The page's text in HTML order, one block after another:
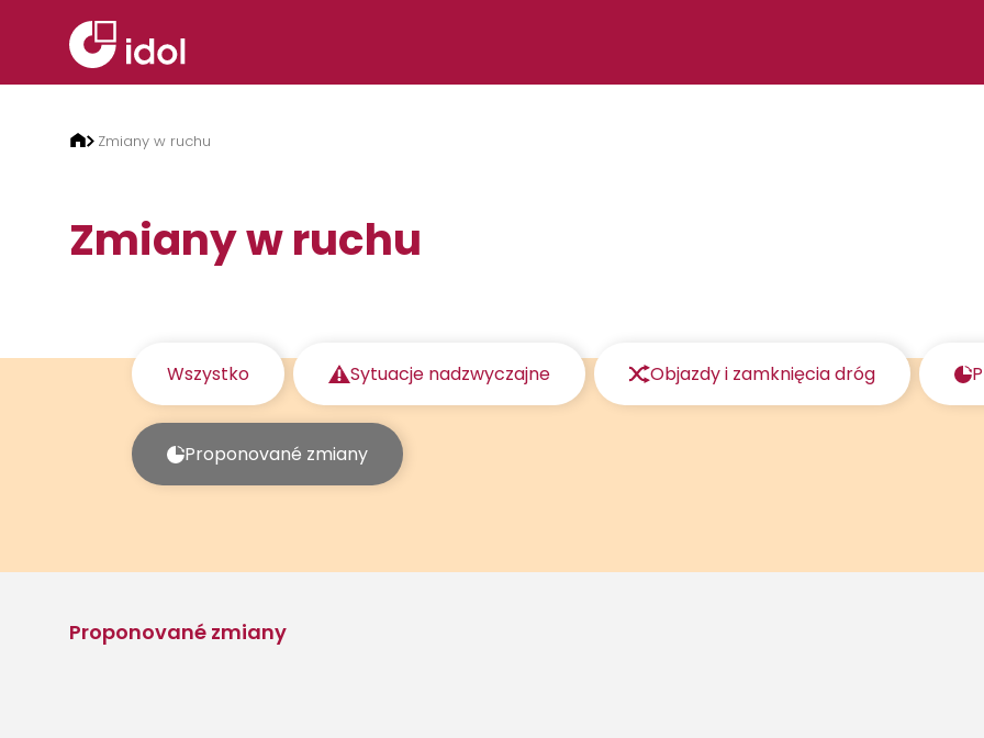
Zmiany w ruchu
Zmiany w ruchu
Wszystko Sytuacje nadzwyczajne Objazdy i zamknięcia dróg
Proponované zmiany
Proponované zmiany